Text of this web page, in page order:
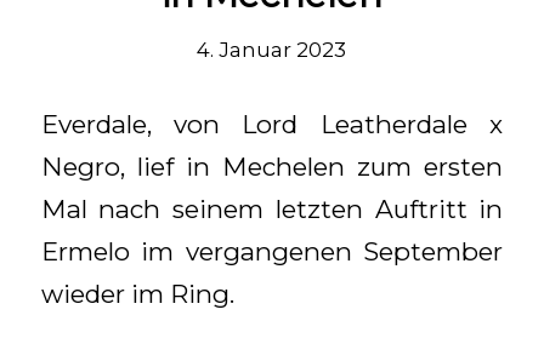
4. Januar 2023
Everdale, von Lord Leatherdale x
Negro, lief in Mechelen zum ersten
Mal nach seinem letzten Auftritt in
Ermelo im vergangenen September
wieder im Ring.